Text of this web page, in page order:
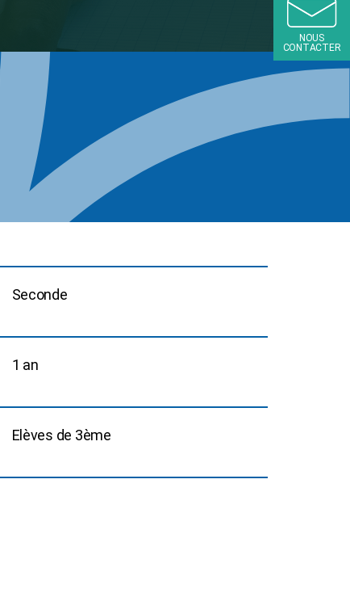
NOUS
CONTACTER
Seconde
1 an
Elèves de 3ème